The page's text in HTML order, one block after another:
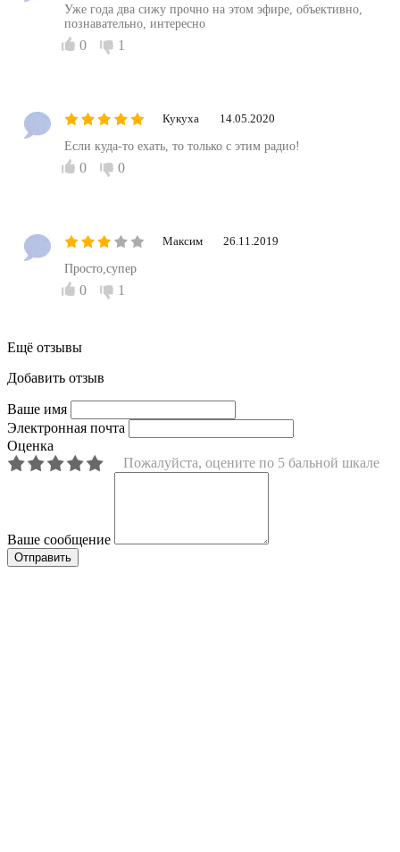
Уже года два сижу прочно на этом эфире, объективно,
познавательно, интересно
0 1
Кукуха 14.05.2020
Если куда-то ехать, то только с этим радио!
0 0
Максим 26.11.2019
Просто,супер
0 1
Ещё отзывы
Добавить отзыв
Ваше имя
Электронная почта
Оценка
Пожалуйста, оцените по 5 бальной шкале
Ваше сообщение